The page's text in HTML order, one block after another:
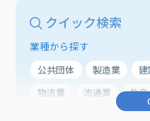
クイック検索
業種から探す
公共団体 製造業 建
物流業
流通業 教育
医療・ヘルスケア